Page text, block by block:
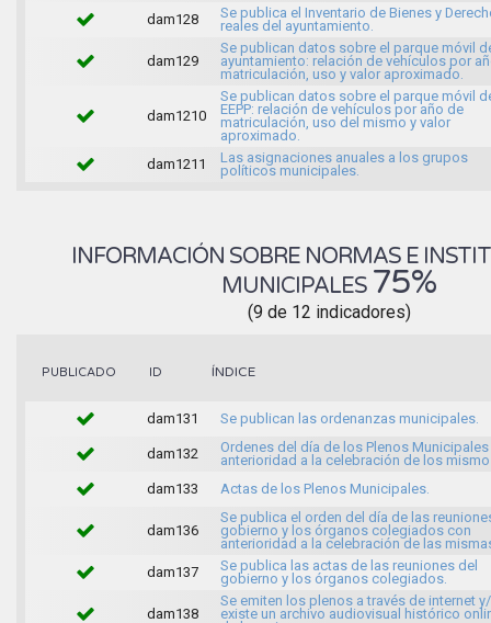
dam128
Se publica el Inventario de Bienes y
reales del ayuntamiento.
dam129
Se publican datos sobre el parque móvil
ayuntamiento: relación de vehículos por
matriculación, uso y valor aproximado.
dam1210
Se publican datos sobre el parque móvil
EEPP: relación de vehículos por año de
matriculación, uso del mismo y valor
aproximado.
dam1211
Las asignaciones anuales a los grupos
políticos municipales.
INFORMACIÓN SOBRE NORMAS E
MUNICIPALES 75%
(9 de 12 indicadores)
PUBLICADO ID ÍNDICE
dam131 Se publican las ordenanzas municipales.
dam132
Ordenes del día de los Plenos
anterioridad a la celebración de los
dam133
Actas de los Plenos Municipales.
dam136
Se publica el orden del día de las
gobierno y los órganos colegiados con
anterioridad a la celebración de las
dam137
Se publica las actas de las reuniones del
gobierno y los órganos colegiados.
dam138
Se emiten los plenos a través de internet
existe un archivo audiovisual histórico